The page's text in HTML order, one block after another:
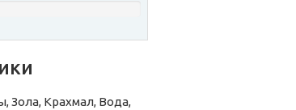
Зола, Крахмал, Вода,